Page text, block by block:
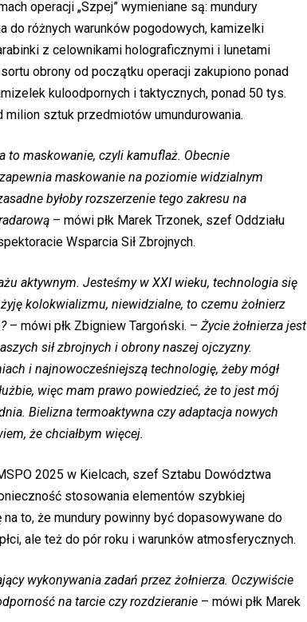
operacji „Szpej” wymieniane są: mundury
do różnych warunków pogodowych, kamizelki
z celownikami holograficznymi i lunetami
obrony od początku operacji zakupiono ponad
kuloodpornych i taktycznych, ponad 50 tys.
sztuk przedmiotów umundurowania.
to maskowanie, czyli kamuflaż. Obecnie
maskowanie na poziomie widzialnym
byłoby rozszerzenie tego zakresu na
– mówi płk Marek Trzonek, szef Oddziału
Wsparcia Sił Zbrojnych.
aktywnym. Jesteśmy w XXI wieku, technologia się
kolokwializmu, niewidzialne, to czemu żołnierz
– mówi płk Zbigniew Targoński. – Życie żołnierza jest
sił zbrojnych i obrony naszej ojczyzny.
i najnowocześniejszą technologię, żeby mógł
więc mam prawo powiedzieć, że to jest mój
Bielizna termoaktywna czy adaptacja nowych
że chciałbym więcej.
2025 w Kielcach, szef Sztabu Dowództwa
stosowania elementów szybkiej
to, że mundury powinny być dopasowywane do
ale też do pór roku i warunków atmosferycznych.
wykonywania zadań przez żołnierza. Oczywiście
na tarcie czy rozdzieranie – mówi płk Marek